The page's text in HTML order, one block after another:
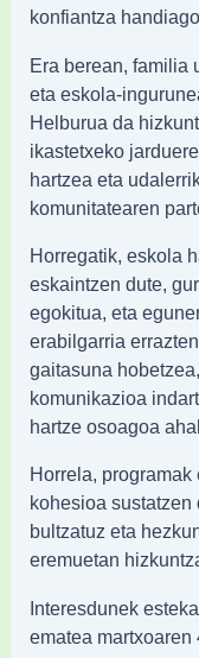
konfiantza
Era berean, familia
eta eskola-
Helburua da
ikastetxeko
hartzea eta
komunitatearen
Horregatik, eskola
eskaintzen dute,
egokitua, eta
erabilgarria
gaitasuna
komunikazioa
hartze osoagoa
Horrela,
kohesioa
bultzatuz eta
eremuetan
Interesdunek
ematea martxoaren